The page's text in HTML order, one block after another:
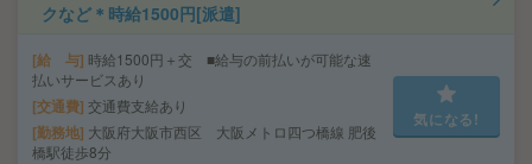
クなど＊時給1500円[派遣]
給 与 時給1500円＋交 ■給与の前払いが可能な速
払いサービスあり
交通費 交通費支給あり
勤務地 大阪府大阪市西区 大阪メトロ四つ橋線 肥後
橋駅徒歩8分
気になる!